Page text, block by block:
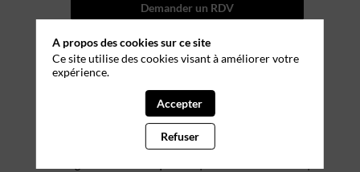
Demander un RDV
Envoyer un message
A propos des cookies sur ce site
Ce site utilise des cookies visant à améliorer votre
expérience.
Accepter
Refuser